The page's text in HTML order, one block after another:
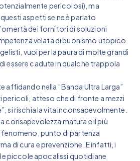
pericolosi), ma
aspetti se ne è parlato
dei fornitori di soluzioni
velata di buonismo utopico
vuoi per la paura di molte grandi
essere cadute in qualche trappola
affidando nella “Banda Ultra Larga”
pericoli, atteso che di fronte a mezzi
si rischia la vita inconsapevolmente.
consapevolezza matura e il più
fenomeno, punto di partenza
di cura e prevenzione. E infatti, i
piccole apocalissi quotidiane